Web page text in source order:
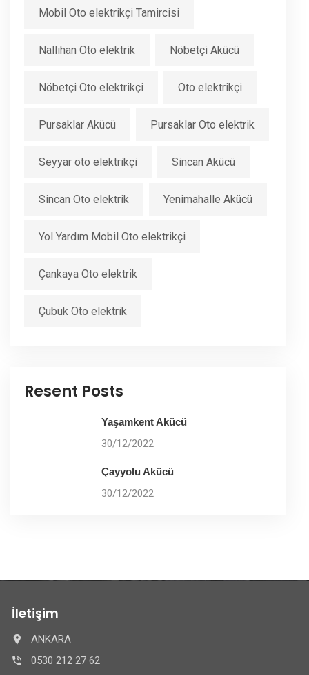
Mobil Oto elektrikçi Tamircisi
Nallıhan Oto elektrik Nöbetçi Akücü
Nöbetçi Oto elektrikçi Oto elektrikçi
Pursaklar Akücü Pursaklar Oto elektrik
Seyyar oto elektrikçi Sincan Akücü
Sincan Oto elektrik Yenimahalle Akücü
Yol Yardım Mobil Oto elektrikçi
Çankaya Oto elektrik
Çubuk Oto elektrik
Resent Posts
Yaşamkent Akücü
30/12/2022
Çayyolu Akücü
30/12/2022
İletişim
ANKARA
0530 212 27 62